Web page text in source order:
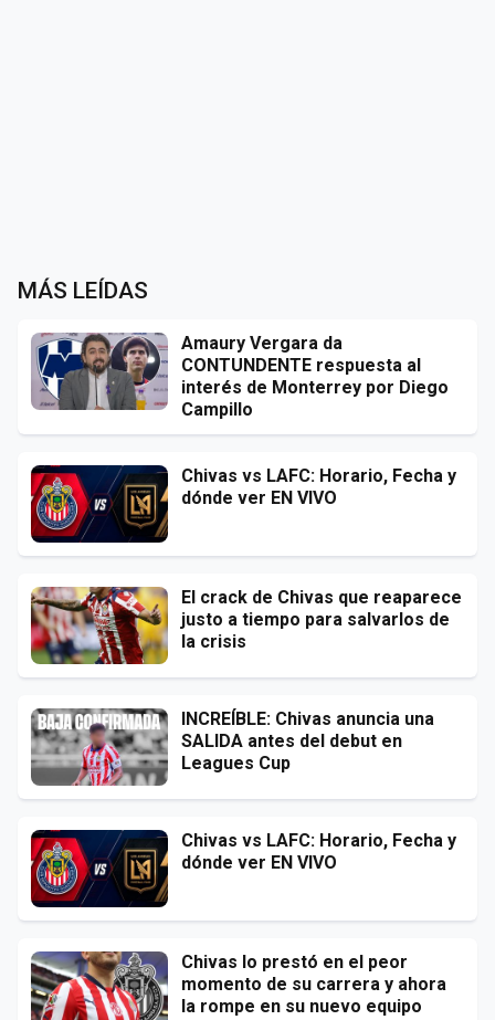
MÁS LEÍDAS
Amaury Vergara da
CONTUNDENTE respuesta al
interés de Monterrey por Diego
Campillo
Chivas vs LAFC: Horario, Fecha y
dónde ver EN VIVO
El crack de Chivas que reaparece
justo a tiempo para salvarlos de
la crisis
INCREÍBLE: Chivas anuncia una
SALIDA antes del debut en
Leagues Cup
Chivas vs LAFC: Horario, Fecha y
dónde ver EN VIVO
Chivas lo prestó en el peor
momento de su carrera y ahora
la rompe en su nuevo equipo